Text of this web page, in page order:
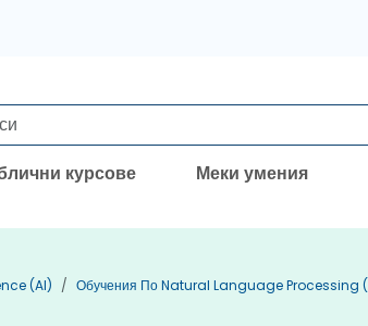
курсове Меки умения
(AI) Обучения По Natural Language Processing